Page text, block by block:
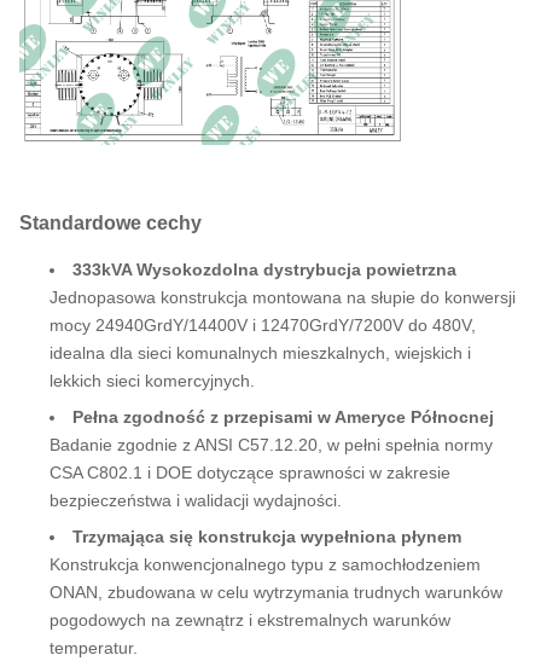
Strata całkowitego
obciążenia (85°C))
2012.2 W
Standardowe cechy
333kVA Wysokozdolna dystrybucja powietrzna
Jednopasowa konstrukcja montowana na słupie do konwersji
mocy 24940GrdY/14400V i 12470GrdY/7200V do 480V,
idealna dla sieci komunalnych mieszkalnych, wiejskich i
lekkich sieci komercyjnych.
Pełna zgodność z przepisami w Ameryce Północnej
Badanie zgodnie z ANSI C57.12.20, w pełni spełnia normy
CSA C802.1 i DOE dotyczące sprawności w zakresie
bezpieczeństwa i walidacji wydajności.
Trzymająca się konstrukcja wypełniona płynem
Konstrukcja konwencjonalnego typu z samochłodzeniem
ONAN, zbudowana w celu wytrzymania trudnych warunków
pogodowych na zewnątrz i ekstremalnych warunków
temperatur.